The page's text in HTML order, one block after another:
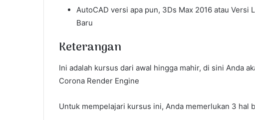
AutoCAD versi apa pun, 3Ds Max 2016 atau
Baru
Keterangan
Ini adalah kursus dari awal hingga mahir, di sini Anda
Corona Render Engine
Untuk mempelajari kursus ini, Anda memerlukan 3 hal